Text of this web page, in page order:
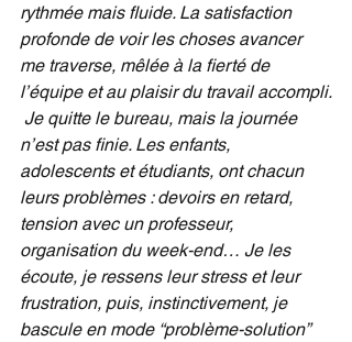
rythmée mais fluide. La satisfaction
profonde de voir les choses avancer
me traverse, mêlée à la fierté de
l’équipe et au plaisir du travail accompli.
Je quitte le bureau, mais la journée
n’est pas finie. Les enfants,
adolescents et étudiants, ont chacun
leurs problèmes : devoirs en retard,
tension avec un professeur,
organisation du week-end… Je les
écoute, je ressens leur stress et leur
frustration, puis, instinctivement, je
bascule en mode “problème-solution”